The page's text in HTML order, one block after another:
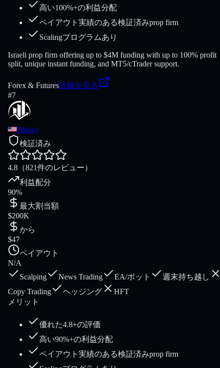
高い100%+の利益分配
ペイアウト実績のある検証済みprop firm
Scalingプログラムあり
Israeli prop firm offering up to $4M funding with up to 100% profit
split, unique instant funding, and MT5/cTrader support.
Forex & Futures詳細を見る
#7
Blusky
検証済み
4.8 （821件のレビュー）
利益配分
90%
最大割当額
$200K
から
$47
ペイアウト
N/A
Scalping
News Trading EA/ボット
週末持ち越し
Copy Trading
ヘッジング
HFT
メリット
優れた4.8+の評価
高い90%+の利益分配
ペイアウト実績のある検証済みprop firm